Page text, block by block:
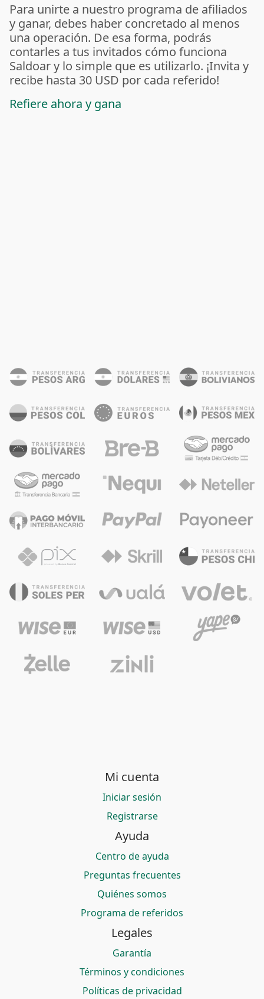
Para unirte a nuestro programa de afiliados
y ganar, debes haber concretado al menos
una operación. De esa forma, podrás
contarles a tus invitados cómo funciona
Saldoar y lo simple que es utilizarlo. ¡Invita y
recibe hasta 30 USD por cada referido!
Refiere ahora y gana
Mi cuenta
Iniciar sesión
Registrarse
Ayuda
Centro de ayuda
Preguntas frecuentes
Quiénes somos
Programa de referidos
Legales
Garantía
Términos y condiciones
Políticas de privacidad